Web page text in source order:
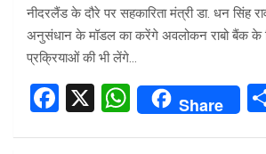
नीदरलैंड के दौरे पर सहकारिता मंत्री डा. धन सिंह
अनुसंधान के मॉडल का करेंगे अवलोकन राबो बैंक के
प्रक्रियाओं की भी लेंगे…
F
X
W
Share